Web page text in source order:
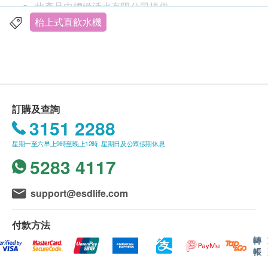
此產品由標緻活水有限公司提供。
如有任何爭議，標緻活水有限公司及健康網購
加$60運費。<
我們將於確定訂單後7個工作天內安排發貨。
不排除運送時間會因節日而有所影響。當八號烈風
訊號懸掛或黑色暴雨警告生效時，送貨服務時間將
會延遲。
所有訂單須視乎相關貨品的供應情況再作最後確
認。倘若健康網購health.ESDlife未能提供任何訂
單上的貨品，健康網購health.ESDlife有權拒絕接
受該訂單，並且會於送貨前透過電話或電郵通知顧
客再作安排。
枱上式直飲水機
訂購及查詢
3151 2288
星期一至六早上9時至晚上12時; 星期日及公眾假期休息
5283 4117
support@esdlife.com
付款方法
轉
帳